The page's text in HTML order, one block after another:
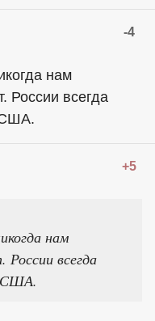
-4
нам
России всегда
США.
+5
нам
России всегда
США.